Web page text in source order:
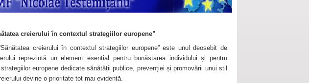
creierului în contextul strategiilor europene”
creierului în contextul strategiilor europene” este unul deosebit de
reprezintă un element esențial pentru bunăstarea individului și pentru
europene dedicate sănătății publice, prevenției și promovării unui stil
devine o prioritate tot mai evidentă.